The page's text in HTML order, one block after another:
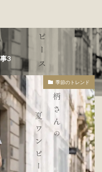
3
季節のトレンド